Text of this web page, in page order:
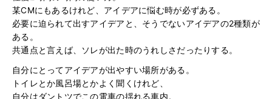
某CMにもあるけれど、アイデアに悩む時が必ずある。
必要に迫られて出すアイデアと、そうでないアイデアの2種類が
ある。
共通点と言えば、ソレが出た時のうれしさだったりする。
自分にとってアイデアが出やすい場所がある。
トイレとか風呂場とかよく聞くけれど、
自分はダントツでこの電車の揺れる車内。